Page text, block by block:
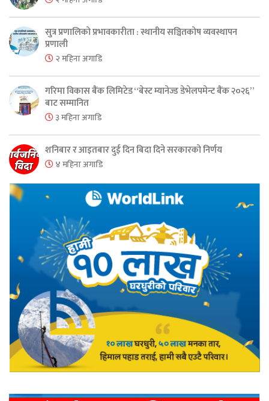
सुत्र प्रणालिको प्रभावकारीता : स्थानीय सञ्चितकोष व्यवस्थापन
प्रणाली
२ महिना अगाडि
गरिमा विकास बैंक लिमिटेड “बेस्ट म्यानेज्ड डेभेलपमेन्ट बैंक २०२६”
बाट सम्मानित
३ महिना अगाडि
शनिबार र आइतबार दुई दिन बिदा दिने सरकारको निर्णय
४ महिना अगाडि